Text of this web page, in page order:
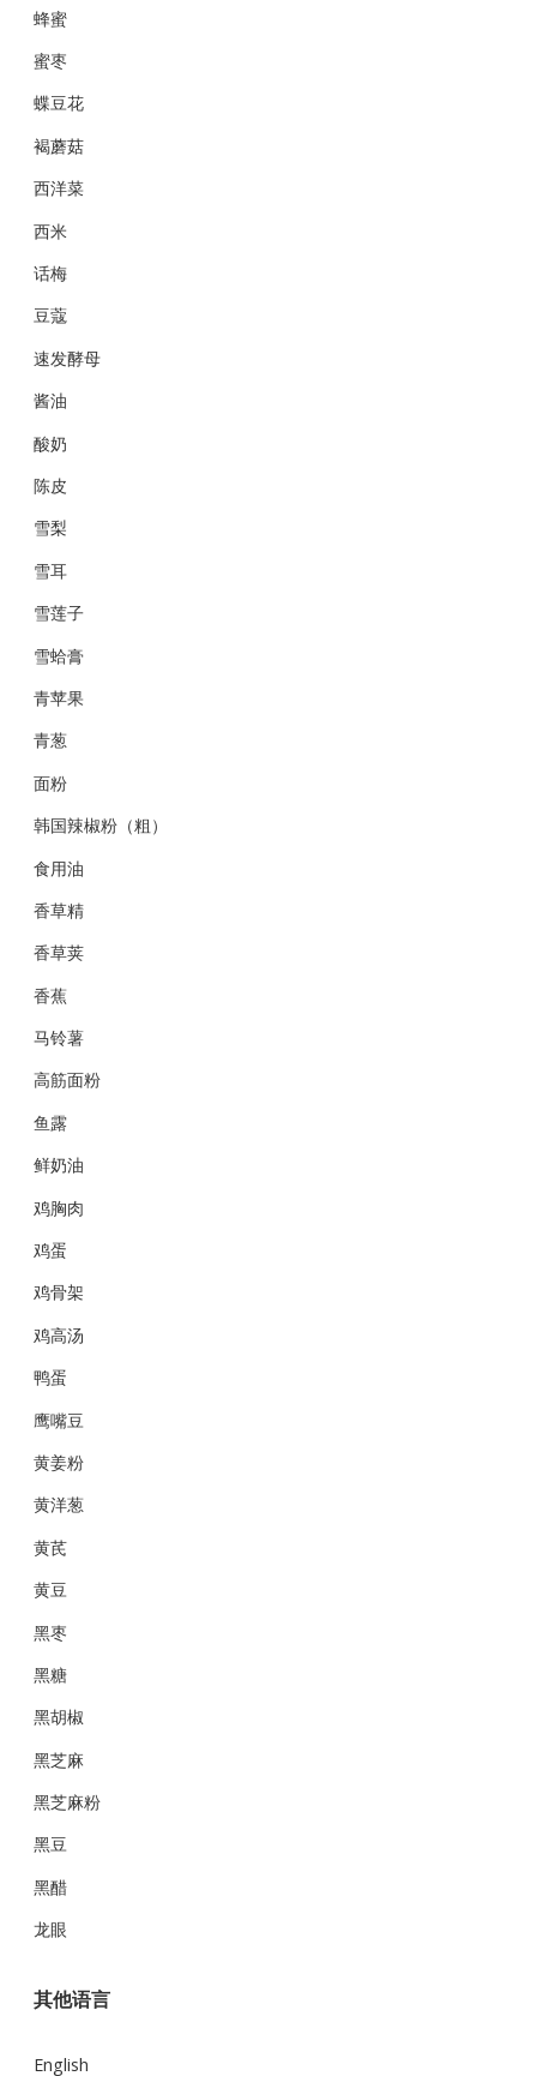
蜂蜜
蜜枣
蝶豆花
褐蘑菇
西洋菜
西米
话梅
豆蔻
速发酵母
酱油
酸奶
陈皮
雪梨
雪耳
雪莲子
雪蛤膏
青苹果
青葱
面粉
韩国辣椒粉（粗）
食用油
香草精
香草荚
香蕉
马铃薯
高筋面粉
鱼露
鲜奶油
鸡胸肉
鸡蛋
鸡骨架
鸡高汤
鸭蛋
鹰嘴豆
黄姜粉
黄洋葱
黄芪
黄豆
黑枣
黑糖
黑胡椒
黑芝麻
黑芝麻粉
黑豆
黑醋
龙眼
其他语言
English